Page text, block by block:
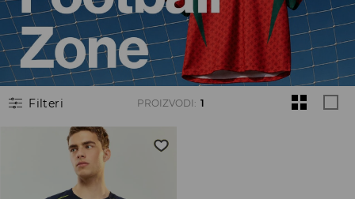
Filteri PROIZVODI : 1